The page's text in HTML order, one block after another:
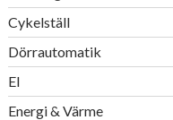
Cykelställ
Dörrautomatik
El
Energi & Värme